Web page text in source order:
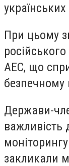
При цьому
АЕС, що
безпечному
Держави-
важливість
закликали